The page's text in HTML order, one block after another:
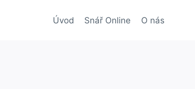
Úvod Snář Online O nás